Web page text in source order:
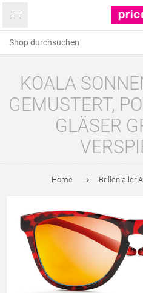
KOALA
GEMUSTERT,
GLÄSER
Home Brillen aller